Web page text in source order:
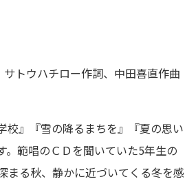
トウハチロー作詞、中田喜直作曲
校』『雪の降るまちを』『夏の思い
範唱のＣＤを聞いていた5年生の
まる秋、静かに近づいてくる冬を感